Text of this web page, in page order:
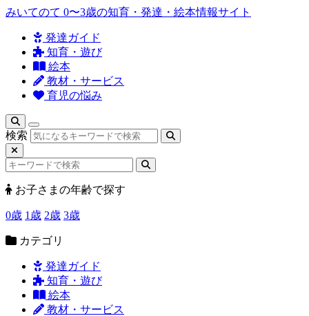
みいてのて 0〜3歳の知育・発達・絵本情報サイト
発達ガイド
知育・遊び
絵本
教材・サービス
育児の悩み
検索
お子さまの年齢で探す
0歳 1歳 2歳 3歳
カテゴリ
発達ガイド
知育・遊び
絵本
教材・サービス